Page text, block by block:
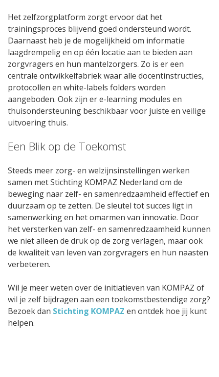
Het zelfzorgplatform zorgt ervoor dat het
trainingsproces blijvend goed ondersteund wordt.
Daarnaast heb je de mogelijkheid om informatie
laagdrempelig en op één locatie aan te bieden aan
zorgvragers en hun mantelzorgers. Zo is er een
centrale ontwikkelfabriek waar alle docentinstructies,
protocollen en white-labels folders worden
aangeboden. Ook zijn er e-learning modules en
thuisondersteuning beschikbaar voor juiste en veilige
uitvoering thuis.
Een Blik op de Toekomst
Steeds meer zorg- en welzijnsinstellingen werken
samen met Stichting KOMPAZ Nederland om de
beweging naar zelf- en samenredzaamheid effectief en
duurzaam op te zetten. De sleutel tot succes ligt in
samenwerking en het omarmen van innovatie. Door
het versterken van zelf- en samenredzaamheid kunnen
we niet alleen de druk op de zorg verlagen, maar ook
de kwaliteit van leven van zorgvragers en hun naasten
verbeteren.
Wil je meer weten over de initiatieven van KOMPAZ of
wil je zelf bijdragen aan een toekomstbestendige zorg?
Bezoek dan Stichting KOMPAZ en ontdek hoe jij kunt
helpen.